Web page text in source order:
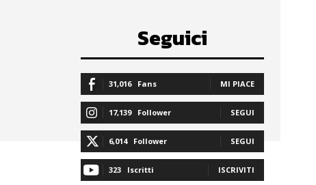
Seguici
31,016 Fans MI PIACE
17,139 Follower SEGUI
6,014 Follower SEGUI
323 Iscritti ISCRIVITI